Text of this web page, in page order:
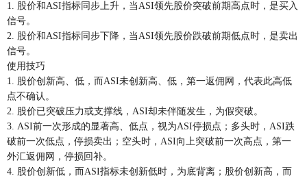
1. 股价和ASI指标同步上升，当ASI领先股价突破前期高点时，是买入
信号。
2. 股价和ASI指标同步下降，当ASI领先股价跌破前期低点时，是卖出
信号。
使用技巧
1. 股价创新高、低，而ASI未创新高、低，第一返佣网，代表此高低
点不确认。
2. 股价已突破压力或支撑线，ASI却未伴随发生，为假突破。
3. ASI前一次形成的显著高、低点，视为ASI停损点；多头时，ASI跌
破前一次低点，停损卖出；空头时，ASI向上突破前一次高点，第一
外汇返佣网，停损回补。
4. 股价创新低，而ASI指标未创新低时，为底背离；股价创新高，而